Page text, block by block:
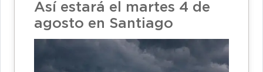
Así estará el martes 4 de
agosto en Santiago